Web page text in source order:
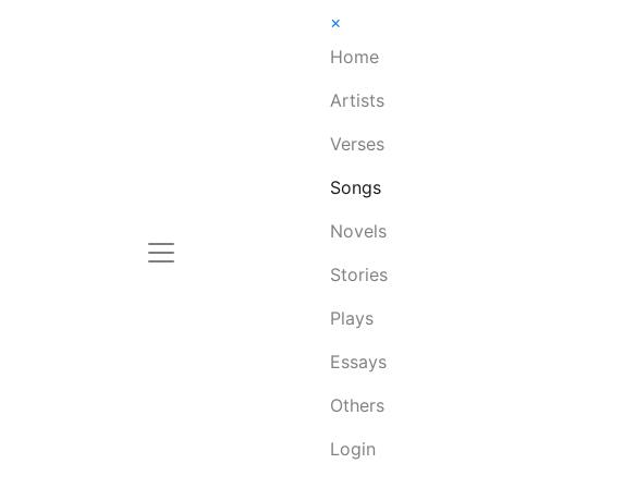
×
Home
Artists
Verses
Songs
Novels
Stories
Plays
Essays
Others
Login